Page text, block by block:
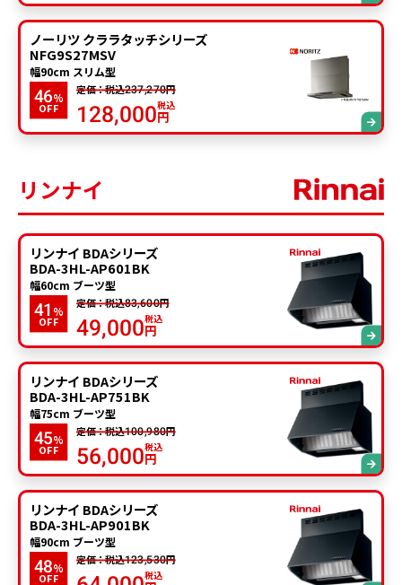
ノーリツ クララタッチシリーズ
NFG9S27MSV
幅90cm スリム型
46%
OFF
定価：税込237,270円
128,000税込
円
リンナイ
リンナイ BDAシリーズ
BDA-3HL-AP601BK
幅60cm ブーツ型
41 %
OFF
定価：税込83,600円
49,000税込
円
リンナイ BDAシリーズ
BDA-3HL-AP751BK
幅75cm ブーツ型
45%
OFF
定価：税込100,980円
56,000税込
円
リンナイ BDAシリーズ
BDA-3HL-AP901BK
幅90cm ブーツ型
48%
OFF
定価：税込123,530円
税込